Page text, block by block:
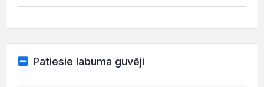
Patiesie labuma guvēji